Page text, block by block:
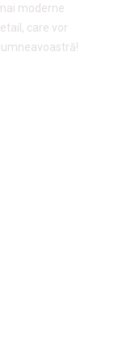
moderne
care vor